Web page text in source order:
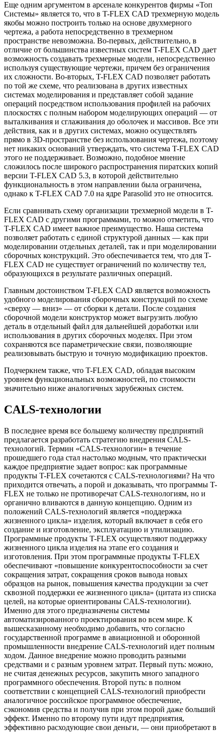
Еще одним аргументом в арсенале конкурентов фирмы «Топ
Системы» является то, что в T-FLEX CAD трехмерную модель
якобы можно построить только на основе двухмерного
чертежа, а работа непосредственно в трехмерном
пространстве невозможна. Во-первых, действительно, в
отличие от большинства известных систем T-FLEX CAD дает
возможность создавать трехмерные модели, непосредственно
используя существующие чертежи, причем без ограничения
их сложности. Во-вторых, T-FLEX CAD позволяет работать
по той же схеме, что реализована в других известных
системах моделирования и представляет собой задание
операций посредством использования профилей на рабочих
плоскостях с полным набором моделирующих операций — от
выталкивания и сглаживания до оболочек и массивов. Все эти
действия, как и в других системах, можно осуществлять
прямо в 3D-пространстве без использования чертежа, поэтому
нет никаких оснований утверждать, что система T-FLEX CAD
этого не поддерживает. Возможно, подобное мнение
сложилось после широкого распространения пиратских копий
версии T-FLEX CAD 5.3, в которой действительно
функциональность в этом направлении была ограничена,
однако к T-FLEX CAD 7.0 на ядре Parasolid это не относится.
Если сравнивать схему организации трехмерной модели в T-
FLEX CAD с другими программами, то можно отметить, что
T-FLEX CAD имеет важное преимущество. Наша система
позволяет работать с единой структурой данных — как при
моделировании отдельных деталей, так и при моделировании
сборочных конструкций. Это обеспечивается тем, что для T-
FLEX CAD не существует ограничений по количеству тел,
образующихся в результате различных операций.
Главным достоинством T-FLEX CAD является возможность
удобного моделирования сборочных конструкций по схеме
«сверху — вниз» — от сборки к детали. После создания
сборочной модели конструктор может выгрузить любую
деталь в отдельный файл для дальнейшей доработки или
использования в других сборочных моделях. При этом
сохраняются все параметрические связи, позволяющие
реализовывать быструю и точную модификацию проектов.
Подчеркнем также, что T-FLEX CAD, обладая высоким
уровнем функциональных возможностей, по стоимости
значительно ниже аналогичных зарубежных систем.
CALS-технологии
В последнее время все большему количеству предприятий
предлагается разработать стратегию внедрения CALS-
технологий. Термин «CALS-технологии» в течение
прошедшего года стал настолько модным, что практически
каждое предприятие задает вопрос: как программные
продукты T-FLEX сочетаются с CALS-технологиями? На что
приходится отвечать, а порой и доказывать, что программы T-
FLEX не только не противоречат CALS-технологиям, но и
органично вливаются в данную концепцию. Одним из
положений CALS-технологий является «поддержка
жизненного цикла» изделия, который включает в себя его
создание и изготовление, эксплуатацию и утилизацию.
Программные продукты T-FLEX осуществляют поддержку
жизненного цикла изделия на этапе его создания и
изготовления. При этом программные продукты T-FLEX
обеспечивают «повышение конкурентоспособности за счет
сокращения затрат, сокращения сроков вывода новых
образцов на рынок, повышения качества продукции за счет
сквозной поддержки ее жизненного цикла» (цитата из списка
целей, на которые ориентированы CALS-технологии).
Именно для этого предназначены системы
автоматизированного проектирования во всем мире. К
вышесказанному необходимо добавить, что согласно
государственной программе в авиационной и оборонной
промышленности внедрение CALS-технологий идет полным
ходом. Данное внедрение можно проводить разными
средствами и с разным уровнем затрат. Первый путь: можно,
не считая денежных ресурсов, закупить много западного
программного обеспечения. Второй путь: в полном
соответствии с концепцией CALS-технологий приобрести
аналогичное российское программное обеспечение,
сэкономив средства и получив при этом порой даже больший
эффект. Именно по второму пути идут предприятия,
эффективно расходующие свои деньги, — они приобретают в